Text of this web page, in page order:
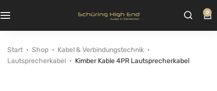
0
Start Shop
Kabel & Verbindungstechnik
Lautsprecherkabel
Kimber Kable 4PR Lautsprecherkabel